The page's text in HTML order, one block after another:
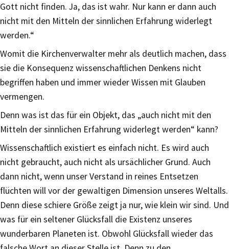
Gott nicht finden. Ja, das ist wahr. Nur kann er dann auch
nicht mit den Mitteln der sinnlichen Erfahrung widerlegt
werden.“
Womit die Kirchenverwalter mehr als deutlich machen, dass
sie die Konsequenz wissenschaftlichen Denkens nicht
begriffen haben und immer wieder Wissen mit Glauben
vermengen.
Denn was ist das für ein Objekt, das „auch nicht mit den
Mitteln der sinnlichen Erfahrung widerlegt werden“ kann?
Wissenschaftlich existiert es einfach nicht. Es wird auch
nicht gebraucht, auch nicht als ursächlicher Grund. Auch
dann nicht, wenn unser Verstand in reines Entsetzen
flüchten will vor der gewaltigen Dimension unseres Weltalls.
Denn diese schiere Größe zeigt ja nur, wie klein wir sind. Und
was für ein seltener Glücksfall die Existenz unseres
wunderbaren Planeten ist. Obwohl Glücksfall wieder das